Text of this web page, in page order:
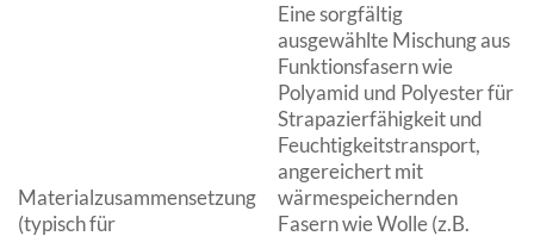
Materialzusammensetzung
(typisch für
Eine sorgfältig
ausgewählte Mischung aus
Funktionsfasern wie
Polyamid und Polyester für
Strapazierfähigkeit und
Feuchtigkeitstransport,
angereichert mit
wärmespeichernden
Fasern wie Wolle (z.B.